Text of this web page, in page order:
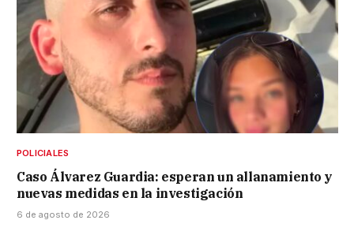
POLICIALES
Caso Álvarez Guardia: esperan un allanamiento y
nuevas medidas en la investigación
6 de agosto de 2026